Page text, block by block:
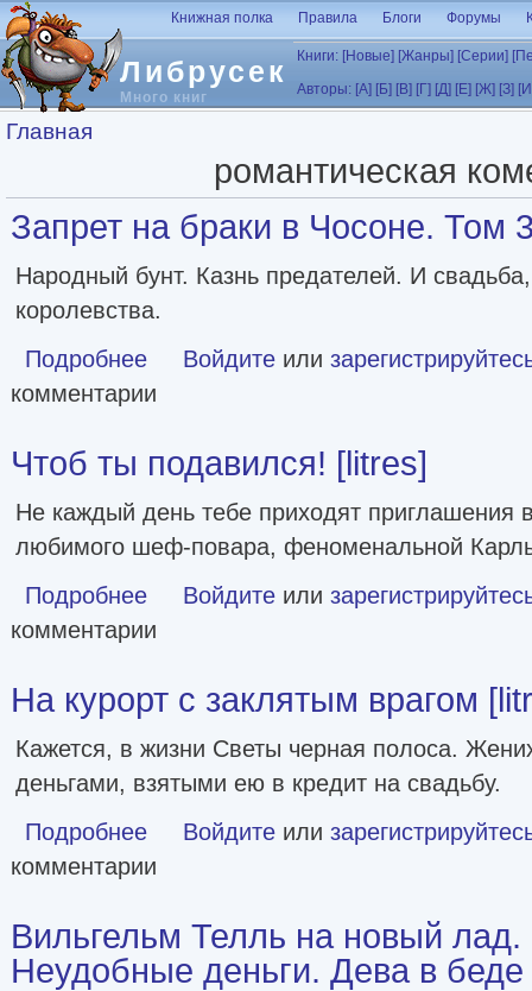
Перейти к основному содержанию
Либрусек
Много книг
Книжная полка Правила Блоги Форумы
Книги: [Новые] [Жанры] [Серии]
Авторы: [А] [Б] [В] [Г] [Д] [Е] [Ж] [З]
Вы здесь
Главная
романтическая
Запрет на браки в Чосоне. Том
Народный бунт. Казнь предателей. И
королевства.
Подробнее о Запрет на браки в Чосоне. Том 3 [litres]
Войдите или
комментарии
Чтоб ты подавился! [litres]
Не каждый день тебе приходят приглашения
любимого шеф-повара, феноменальной
Подробнее о Чтоб ты подавился! [litres]
Войдите или
комментарии
На курорт с заклятым врагом
Кажется, в жизни Светы черная полоса.
деньгами, взятыми ею в кредит на свадьбу.
Подробнее о На курорт с заклятым врагом [litres]
Войдите или
комментарии
Вильгельм Телль на новый лад.
Неудобные деньги. Дева в беде